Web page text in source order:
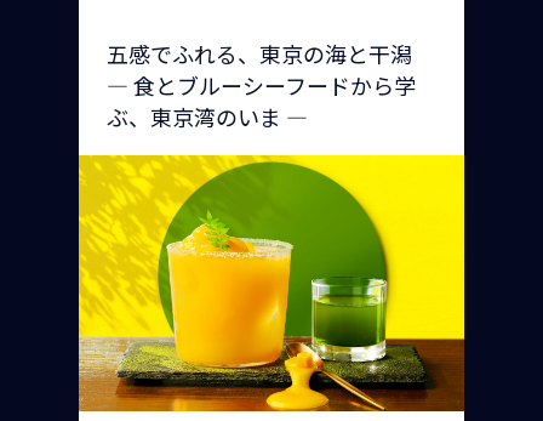
五感でふれる、東京の海と干潟
— 食とブルーシーフードから学
ぶ、東京湾のいま —